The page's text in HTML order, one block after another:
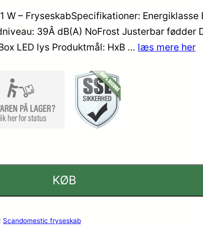
W – FryseskabSpecifikationer: Energiklasse
39Â dB(A) NoFrost Justerbar fødder
LED lys Produktmål: HxB … læs mere her
KØB
Scandomestic fryseskab